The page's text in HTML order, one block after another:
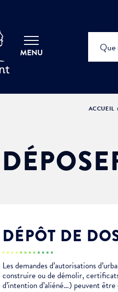
MENU
Enfance & jeunesse
Cadre de vie
Famille
Logement
Élus du conseil municipal
Séances du Conseil
Ville bienveillante
Ville éducative
ACCUEIL
DÉPÔT DE
Les demandes d’autorisations
construire ou de démolir,
d’intention d’aliéné…) peuvent